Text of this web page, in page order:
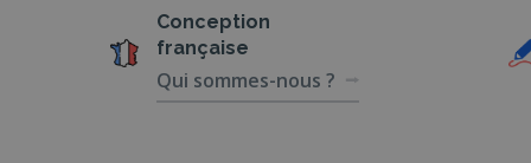
endeuillées. Leur équipe dévouée garantit
Organisation d’obsèques
Avec POMPES FUNÈBRES
Conception
française
Qui sommes-nous ?